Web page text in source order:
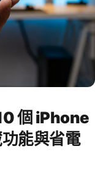
個 iPhone
能與省電